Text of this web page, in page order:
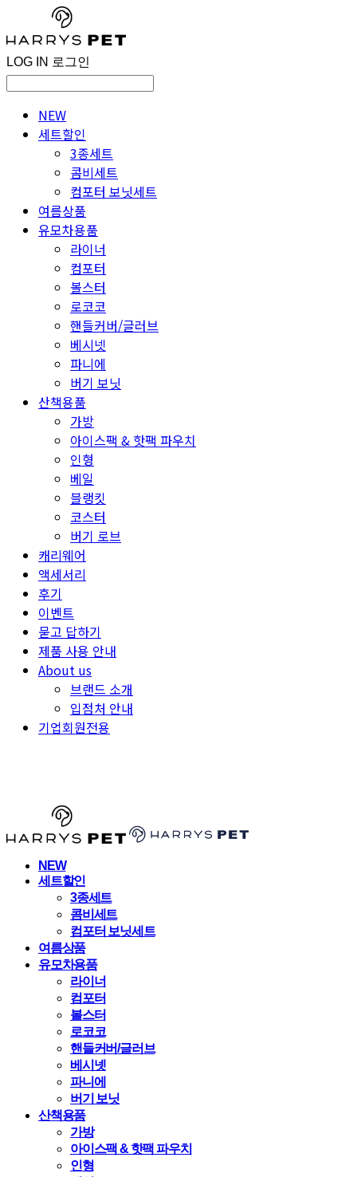
LOG IN 로그인
NEW
세트할인
3종세트
콤비세트
컴포터 보닛세트
여름상품
유모차용품
라이너
컴포터
볼스터
로코코
핸들커버/글러브
베시넷
파니에
버기 보닛
산책용품
가방
아이스팩 & 핫팩 파우치
인형
베일
블랭킷
코스터
버기 로브
캐리웨어
액세서리
후기
이벤트
묻고 답하기
제품 사용 안내
About us
브랜드 소개
입점처 안내
기업회원전용
NEW
세트할인
3종세트
콤비세트
컴포터 보닛세트
여름상품
유모차용품
라이너
컴포터
볼스터
로코코
핸들커버/글러브
베시넷
파니에
버기 보닛
산책용품
가방
아이스팩 & 핫팩 파우치
인형